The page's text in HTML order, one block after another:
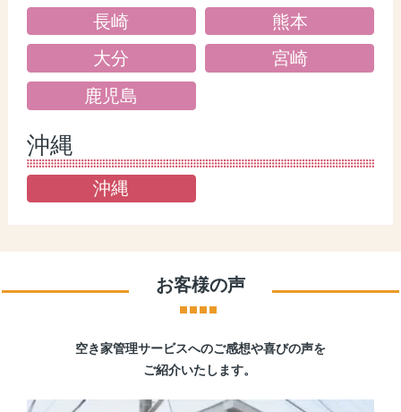
長崎
熊本
大分
宮崎
鹿児島
沖縄
沖縄
お客様の声
空き家管理サービスへのご感想や喜びの声を
ご紹介いたします。